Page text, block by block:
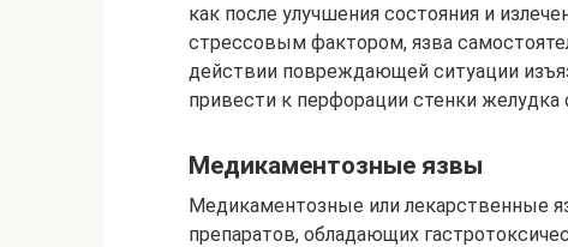
как после улучшения состояния и
стрессовым фактором, язва
действии повреждающей ситуации
привести к перфорации стенки желудка
Медикаментозные язвы
Медикаментозные или лекарственные
препаратов, обладающих